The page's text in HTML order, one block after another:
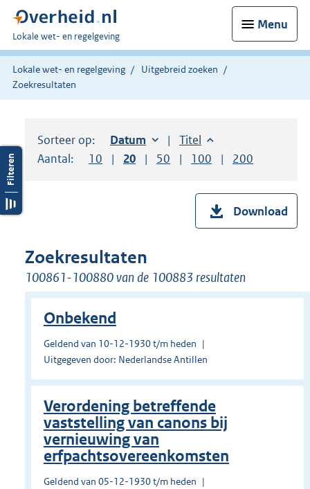
Menu
U
bent
hier:
Lokale wet- en regelgeving
Lokale wet- en regelgeving
Uitgebreid zoeken
Zoekresultaten
Sorteer op: Sorteer op:
Datum oplopendSorteer op:
Titel oplopend
Aantal:
Toon
10 resultaten per pagina
Toon
20 resultaten per pagina
Toon
50 resultaten per pagina
Toon
100 resultaten per
Toon
200
Download
Zoekresultaten
100861-100880 van de 100883 resultaten
Onbekend
Geldend van 10-12-1930 t/m heden
Uitgegeven door: Nederlandse Antillen
Verordening betreffende
vaststelling van canons bij
vernieuwing van
erfpachtsovereenkomsten
Geldend van 05-12-1930 t/m heden